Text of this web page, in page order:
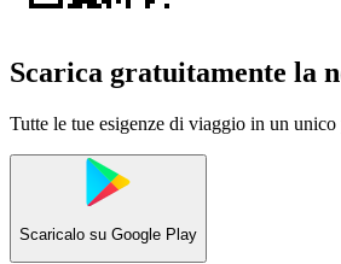
Scarica gratuitamente la
Tutte le tue esigenze di viaggio in un unico
Scaricalo su Google Play